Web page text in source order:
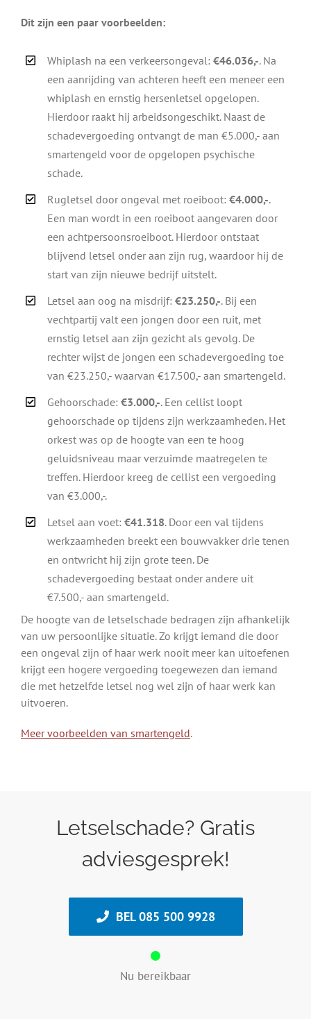
Dit zijn een paar voorbeelden:
Whiplash na een verkeersongeval:€46.036,-. Na
een aanrijding van achteren heeft een meneer een
whiplash en ernstig hersenletsel opgelopen.
Hierdoor raakt hij arbeidsongeschikt. Naast de
schadevergoeding ontvangt de man €5.000,- aan
smartengeld voor de opgelopen psychische
schade.
Rugletsel door ongeval met roeiboot:€4.000,-.
Een man wordt in een roeiboot aangevaren door
een achtpersoonsroeiboot. Hierdoor ontstaat
blijvend letsel onder aan zijn rug, waardoor hij de
start van zijn nieuwe bedrijf uitstelt.
Letsel aan oog na misdrijf:€23.250,-. Bij een
vechtpartij valt een jongen door een ruit, met
ernstig letsel aan zijn gezicht als gevolg. De
rechter wijst de jongen een schadevergoeding toe
van €23.250,- waarvan €17.500,- aan smartengeld.
Gehoorschade:€3.000,-. Een cellist loopt
gehoorschade op tijdens zijn werkzaamheden. Het
orkest was op de hoogte van een te hoog
geluidsniveau maar verzuimde maatregelen te
treffen. Hierdoor kreeg de cellist een vergoeding
van €3.000,-.
Letsel aan voet:€41.318. Door een val tijdens
werkzaamheden breekt een bouwvakker drie tenen
en ontwricht hij zijn grote teen. De
schadevergoeding bestaat onder andere uit
€7.500,- aan smartengeld.
De hoogte van de letselschade bedragen zijn afhankelijk
van uw persoonlijke situatie. Zo krijgt iemand die door
een ongeval zijn of haar werk nooit meer kan uitoefenen
krijgt een hogere vergoeding toegewezen dan iemand
die met hetzelfde letsel nog wel zijn of haar werk kan
uitvoeren.
Meer voorbeelden van smartengeld.
Letselschade? Gratis
adviesgesprek!
BEL 085 500 9928
Nu bereikbaar